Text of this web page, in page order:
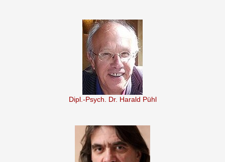
Dipl.-Psych. Dr. Harald Pühl